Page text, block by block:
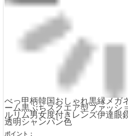
タグ：流行 韓国 おしゃれ 黒縁メガネ 伊達メ
ア型 ファッション 太いフレーム 高級 フルリ
材質：セル・プラスチック
レンズ：あり（度なし）（度付きレンズも対応
サイズ：14.5センチ（長さ）